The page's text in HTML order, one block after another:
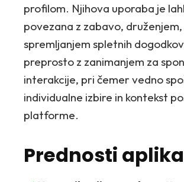
profilom. Njihova uporaba je
povezana z zabavo, druženjem,
spremljanjem spletnih
preprosto z zanimanjem za
interakcije, pri čemer vedno
individualne izbire in kontekst
platforme.
Prednosti